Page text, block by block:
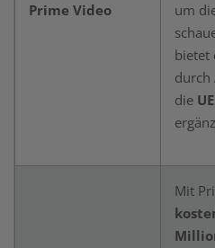
Prime Video
um
bietet
durch
die
Mit